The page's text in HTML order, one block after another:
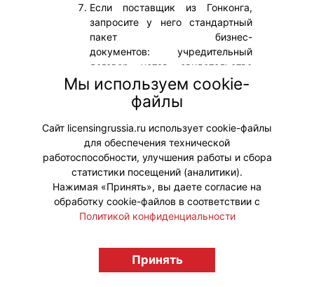
Если поставщик из Гонконга,
запросите у него стандартный
пакет бизнес-
документов: учредительный
договор, устав, свидетельство
о регистрации и другие.
Проверьте данные документов.
Мы используем cookie-
файлы
Сайт licensingrussia.ru использует cookie-файлы
для обеспечения технической
работоспособности, улучшения работы и сбора
статистики посещений (аналитики).
Нажимая «Принять», вы даете согласие на
обработку cookie-файлов в соответствии с
Политикой конфиденциальности
Принять